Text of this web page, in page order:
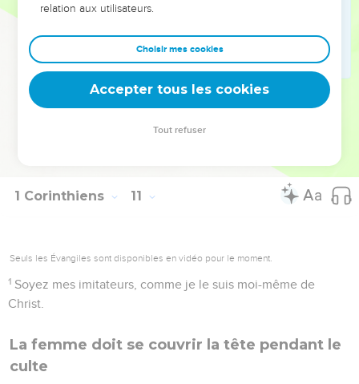
Ne soyez une pierre d’achoppement ni pour les Grecs, ni
comme moi aussi je me rends agréable en tout et à tous,
cherchant non mon avantage, mais celui du plus grand
nombre, afin qu’ils soient sauvés.
© Société biblique française – Bibli’O, 1978, avec autorisation. Pour vous procurer
1 Corinthiens 11
Seuls les Évangiles sont disponibles en vidéo pour le moment.
1 Soyez mes imitateurs, comme je le suis moi-même de
Christ.
La femme doit se couvrir la tête pendant le
culte
relation aux utilisateurs.
Choisir mes cookies
Accepter tous les cookies
Tout refuser